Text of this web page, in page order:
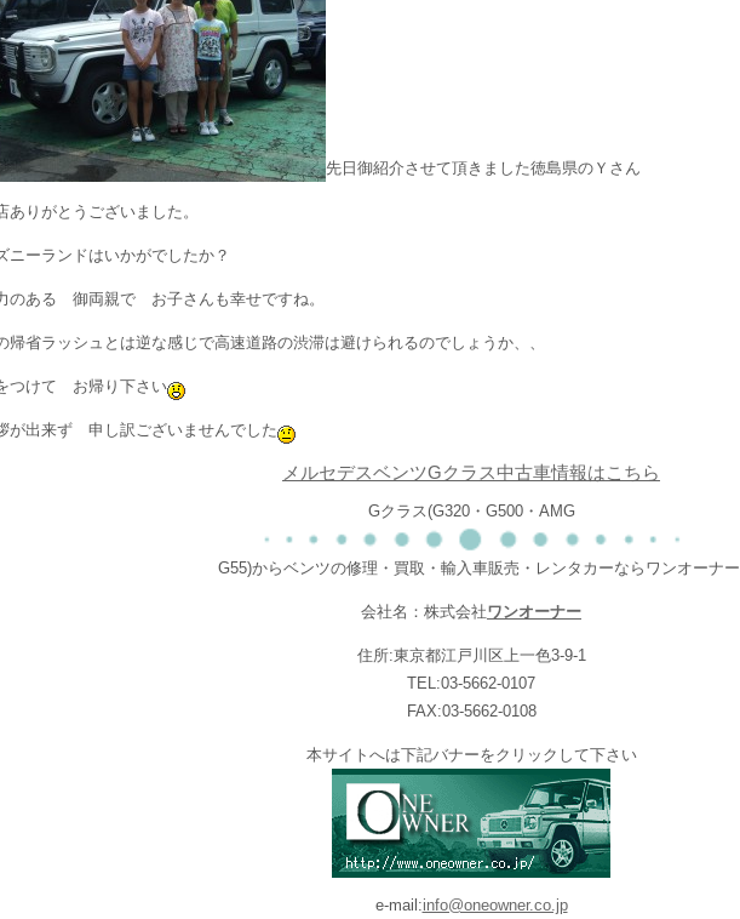
先日御紹介させて頂きました徳島県のＹさん
ありがとうございました。
ニーランドはいかがでしたか？
のある 御両親で お子さんも幸せですね。
帰省ラッシュとは逆な感じで高速道路の渋滞は避けられるのでしょうか、、
つけて お帰り下さい
が出来ず 申し訳ございませんでした
メルセデスベンツGクラス中古車情報はこちら
Gクラス(G320・G500・AMG
G55)からベンツの修理・買取・輸入車販売・レンタカーならワンオーナー
会社名：株式会社ワンオーナー
住所:東京都江戸川区上一色3-9-1
TEL:03-5662-0107
FAX:03-5662-0108
本サイトへは下記バナーをクリックして下さい
e-mail:info@oneowner.co.jp